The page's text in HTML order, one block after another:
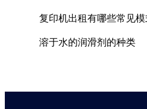
复印机出租有哪些常见模
溶于水的润滑剂的种类